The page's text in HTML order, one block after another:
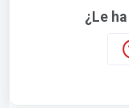
¿Le